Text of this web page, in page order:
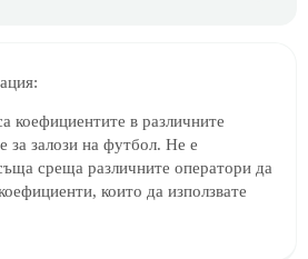
коефициентите в различните
за залози на футбол. Не е
среща различните оператори да
които да използвате